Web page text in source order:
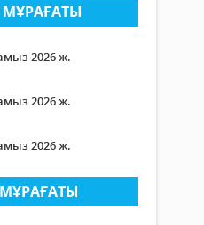
МҰРАҒАТЫ
2026 ж.
2026 ж.
2026 ж.